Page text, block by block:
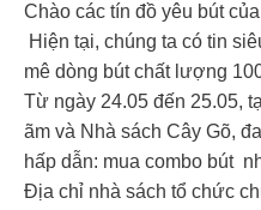
Chào các tín đồ yêu bút
Hiện tại, chúng ta có tin
mê dòng bút chất lượng
Từ ngày 24.05 đến 25.05,
ãm và Nhà sách Cây Gõ,
hấp dẫn: mua combo bút
Địa chỉ nhà sách tổ chức